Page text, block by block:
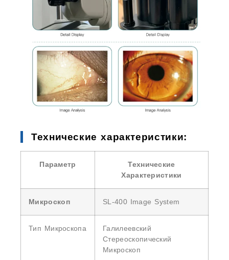
Технические характеристики:
Параметр
Технические
Характеристики
Микроскоп SL-400 Image System
Тип Микроскопа
Галилеевский
Стереоскопический
Микроскоп